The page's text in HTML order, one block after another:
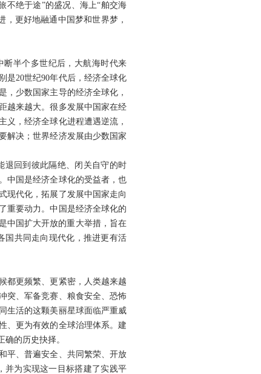
不绝于途”的盛况、海上“舶交海
更好地融通中国梦和世界梦，
断半个多世纪后，大航海时代来
是20世纪90年代后，经济全球化
，少数国家主导的经济全球化，
越来越大。很多发展中国家在经
义，经济全球化进程遭遇逆流，
解决；世界经济发展由少数国家
退回到彼此隔绝、闭关自守的时
中国是经济全球化的受益者，也
现代化，拓展了发展中国家走向
重要动力。中国是经济全球化的
中国扩大开放的重大举措，旨在
国共同走向现代化，推进更有活
都更频繁、更紧密，人类越来越
突、军备竞赛、粮食安全、恐怖
生活的这颗美丽星球面临严重威
、更为有效的全球治理体系。建
的历史抉择。
平、普遍安全、共同繁荣、开放
并为实现这一目标搭建了实践平